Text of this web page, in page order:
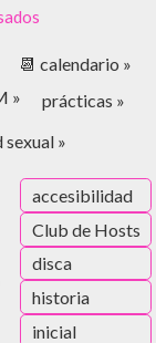
📆 calendario »
»
prácticas »
sexual »
accesibilidad
Club de Hosts
disca
historia
inicial